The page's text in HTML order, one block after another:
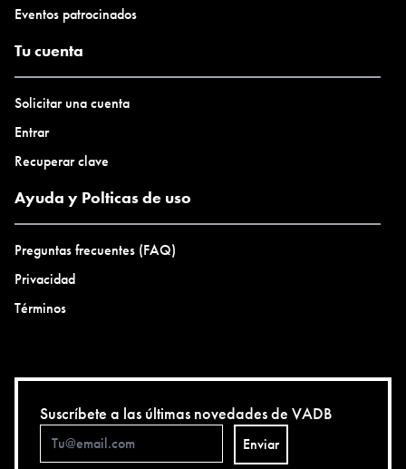
Eventos patrocinados
Tu cuenta
Solicitar una cuenta
Entrar
Recuperar clave
Ayuda y Polticas de uso
Preguntas frecuentes (FAQ)
Privacidad
Términos
Suscríbete a las últimas novedades de VADB
Enviar